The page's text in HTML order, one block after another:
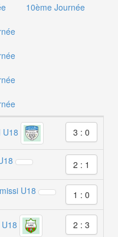
10ème Journée
U18 3 : 0
2 : 1
U18 1 : 0
2 : 3